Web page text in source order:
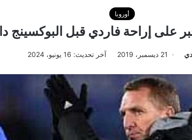
أوروبا
على إراحة فاردي قبل البوكسينج
21 ديسمبر، 2019 آخر تحديث: 16 يونيو، 2024